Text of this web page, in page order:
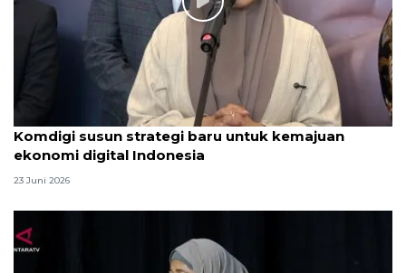
Komdigi susun strategi baru untuk kemajuan
ekonomi digital Indonesia
23 Juni 2026